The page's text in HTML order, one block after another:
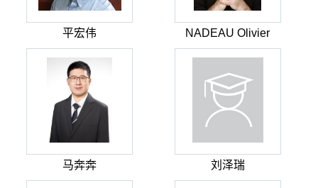
平宏伟 NADEAU Olivier
马奔奔 刘泽瑞